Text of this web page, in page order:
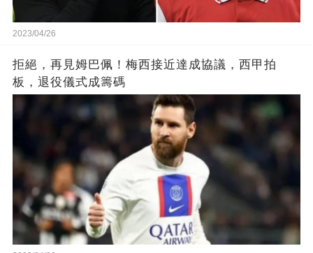
2023/04/26
拒絕，再見姆巴佩！梅西接近達成協議，西甲拍
板，退役儀式成籌碼